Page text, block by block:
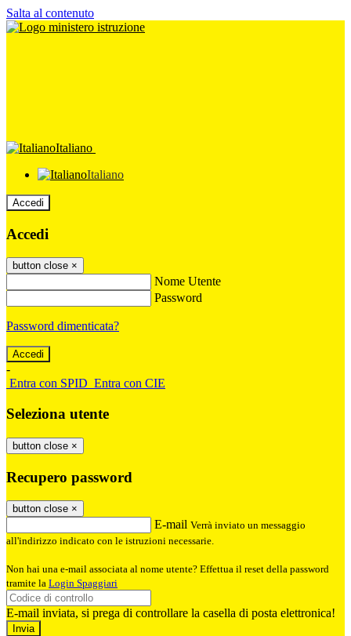
Salta al contenuto
Italiano
Italiano
Accedi
Accedi
button close ×
Nome Utente
Password
Password dimenticata?
-
Entra con SPID Entra con CIE
Seleziona utente
button close ×
Recupero password
button close ×
E-mail Verrà inviato un messaggio
all'indirizzo indicato con le istruzioni necessarie.
Non hai una e-mail associata al nome utente? Effettua il reset della password
tramite la Login Spaggiari
E-mail inviata, si prega di controllare la casella di posta elettronica!